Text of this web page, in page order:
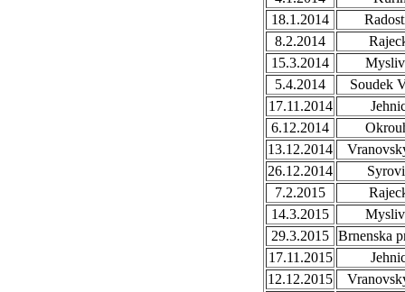
18.1.2014
8.2.2014
15.3.2014
5.4.2014
Soudek
17.11.2014
6.12.2014
13.12.2014
26.12.2014
7.2.2015
14.3.2015
29.3.2015 Brnenska
17.11.2015
12.12.2015